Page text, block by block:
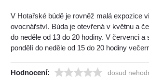
V Hotařské búdě je rovněž malá expozice
ovocnářství. Búda je otevřená v květnu a
do neděle od 13 do 20 hodiny. V červenci a
pondělí do neděle od 15 do 20 hodiny
Hodnocení: dosud